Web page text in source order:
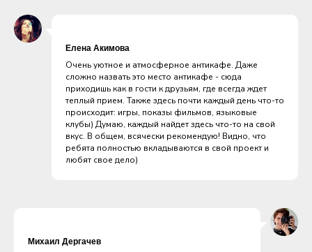
Елена Акимова
Очень уютное и атмосферное антикафе. Даже
сложно назвать это место антикафе - сюда
приходишь как в гости к друзьям, где всегда ждет
теплый прием. Также здесь почти каждый день что-то
происходит: игры, показы фильмов, языковые
клубы) Думаю, каждый найдет здесь что-то на свой
вкус. В общем, всячески рекомендую! Видно, что
ребята полностью вкладываются в свой проект и
любят свое дело)
Михаил Дергачев